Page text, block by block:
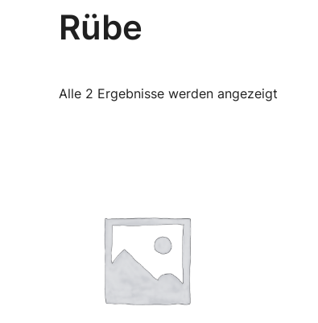
Rübe
Alle 2 Ergebnisse werden angezeigtNach